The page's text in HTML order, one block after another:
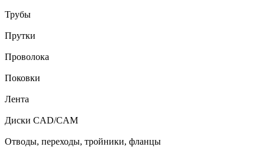
Трубы
Прутки
Проволока
Поковки
Лента
Диски CAD/CAM
Отводы, переходы, тройники, фланцы